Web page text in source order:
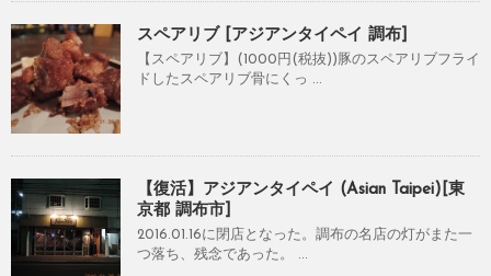
スペアリブ [アジアンタイペイ 調布]
【スペアリブ】(1000円(税抜))豚のスペアリブフライ
ドしたスペアリブ骨にくっ ...
【復活】アジアンタイペイ (Asian Taipei)[東
京都 調布市]
2016.01.16に閉店となった。調布の名店の灯がまた一
つ落ち、残念であった。 ...